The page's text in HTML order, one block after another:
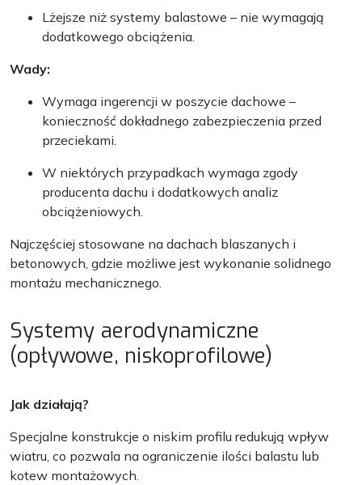
Lżejsze niż systemy balastowe – nie wymagają
dodatkowego obciążenia.
Wady:
Wymaga ingerencji w poszycie dachowe –
konieczność dokładnego zabezpieczenia przed
przeciekami.
W niektórych przypadkach wymaga zgody
producenta dachu i dodatkowych analiz
obciążeniowych.
Najczęściej stosowane na dachach blaszanych i
betonowych, gdzie możliwe jest wykonanie solidnego
montażu mechanicznego.
Systemy aerodynamiczne
(opływowe, niskoprofilowe)
Jak działają?
Specjalne konstrukcje o niskim profilu redukują wpływ
wiatru, co pozwala na ograniczenie ilości balastu lub
kotew montażowych.